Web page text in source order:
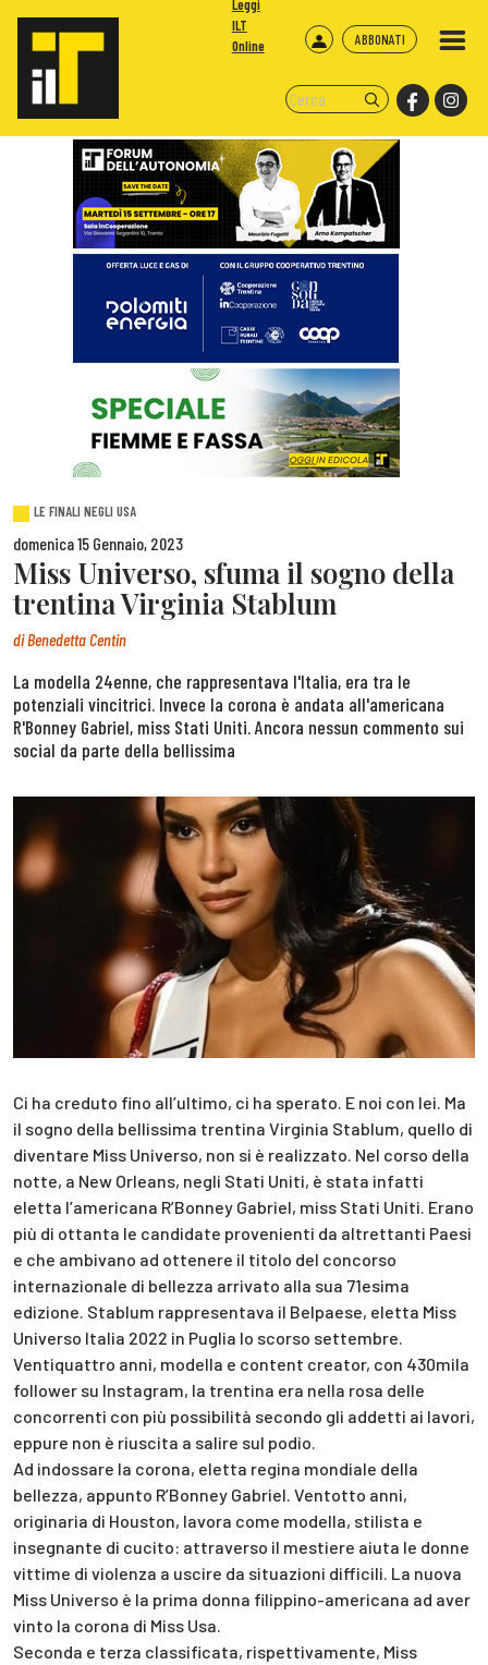
ABBONATI
Leggi
ILT
Online
LE FINALI NEGLI USA
domenica 15 Gennaio, 2023
Miss Universo, sfuma il sogno della
trentina Virginia Stablum
diBenedetta Centin
La modella 24enne, che rappresentava l'Italia, era tra le
potenziali vincitrici. Invece la corona è andata all'americana
R'Bonney Gabriel, miss Stati Uniti. Ancora nessun commento sui
social da parte della bellissima
Ci ha creduto fino all’ultimo, ci ha sperato. E noi con lei. Ma
il sogno della bellissima trentina Virginia Stablum, quello di
diventare Miss Universo, non si è realizzato. Nel corso della
notte, a New Orleans, negli Stati Uniti, è stata infatti
eletta l’americana R’Bonney Gabriel, miss Stati Uniti. Erano
più di ottanta le candidate provenienti da altrettanti Paesi
e che ambivano ad ottenere il titolo del concorso
internazionale di bellezza arrivato alla sua 71esima
edizione. Stablum rappresentava il Belpaese, eletta Miss
Universo Italia 2022 in Puglia lo scorso settembre.
Ventiquattro anni, modella e content creator, con 430mila
follower su Instagram, la trentina era nella rosa delle
concorrenti con più possibilità secondo gli addetti ai lavori,
eppure non è riuscita a salire sul podio.
Ad indossare la corona, eletta regina mondiale della
bellezza, appunto R’Bonney Gabriel. Ventotto anni,
originaria di Houston, lavora come modella, stilista e
insegnante di cucito: attraverso il mestiere aiuta le donne
vittime di violenza a uscire da situazioni difficili. La nuova
Miss Universo è la prima donna filippino-americana ad aver
vinto la corona di Miss Usa.
Seconda e terza classificata, rispettivamente, Miss